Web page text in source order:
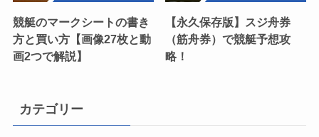
競艇のマークシートの書き
方と買い方【画像27枚と動
画2つで解説】
【永久保存版】スジ舟券
（筋舟券）で競艇予想攻
略！
カテゴリー